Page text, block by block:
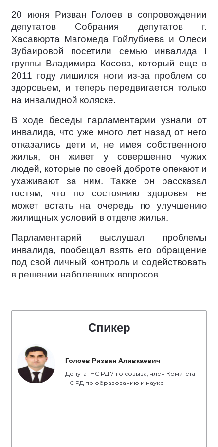
20 июня Ризван Голоев в сопровождении
депутатов Собрания депутатов г.
Хасавюрта Магомеда Гойлубиева и Олеси
Зубаировой посетили семью инвалида I
группы Владимира Косова, который еще в
2011 году лишился ноги из-за проблем со
здоровьем, и теперь передвигается только
на инвалидной коляске.
В ходе беседы парламентарии узнали от
инвалида, что уже много лет назад от него
отказались дети и, не имея собственного
жилья, он живет у совершенно чужих
людей, которые по своей доброте опекают и
ухаживают за ним. Также он рассказал
гостям, что по состоянию здоровья не
может встать на очередь по улучшению
жилищных условий в отделе жилья.
Парламентарий выслушал проблемы
инвалида, пообещал взять его обращение
под свой личный контроль и содействовать
в решении наболевших вопросов.
Спикер
Голоев Ризван Аливкаевич
Депутат НС РД 7-го созыва, член Комитета
НС РД по образованию и науке